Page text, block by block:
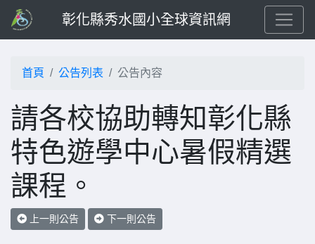
彰化縣秀水國小全球資訊網
首頁 公告列表 公告內容
請各校協助轉知彰化縣
特色遊學中心暑假精選
課程。
上一則公告 下一則公告